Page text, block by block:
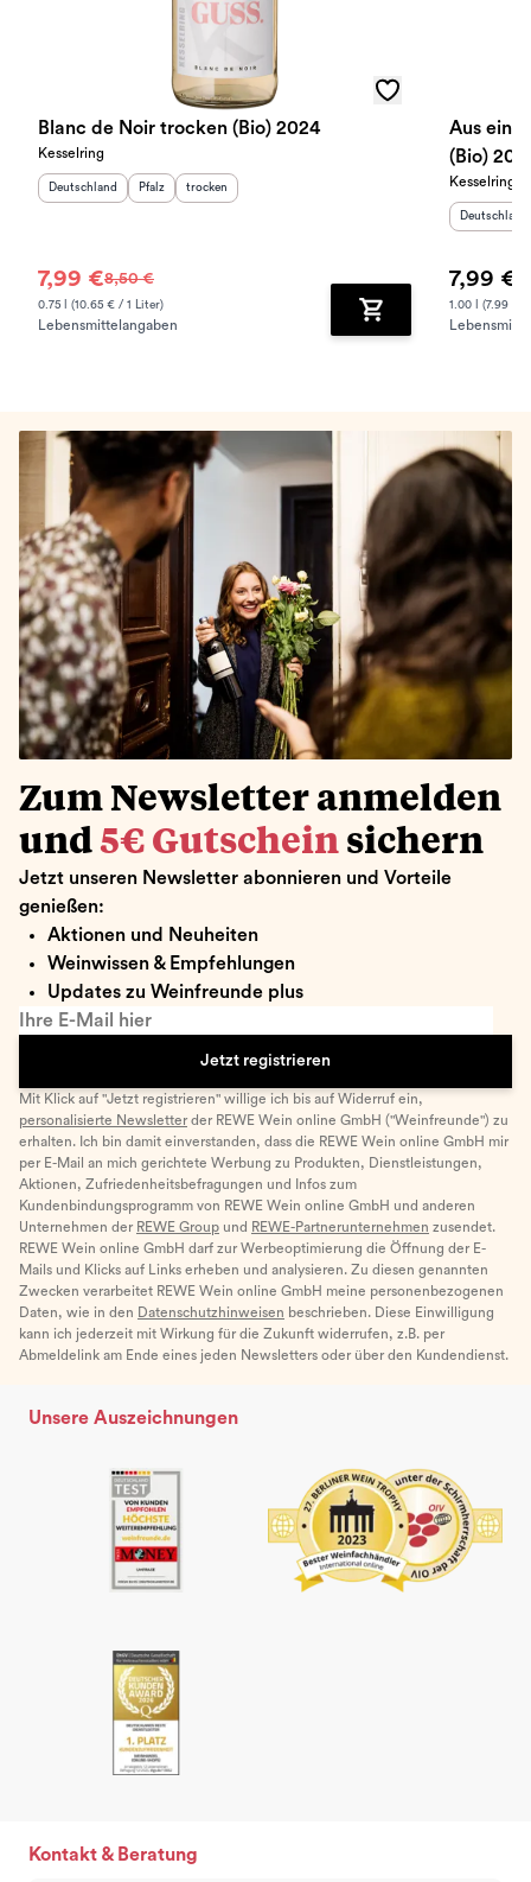
Blanc de Noir trocken (Bio) 2024
Kesselring
Herkunftsland
Deutschland Herkunftsregion
Pfalz Geschmack
trocken
7,99 €8,50 €
0.75 l (10.65 € / 1 Liter)
Lebensmittelangaben Zum Warenkorb
Aus
(Bio)
Kesselring
Deutschland
7,99 €
1.00 l (7.99 € /
Zum Newsletter anmelden
und 5€ Gutschein sichern
Jetzt unseren Newsletter abonnieren und Vorteile
genießen:
Aktionen und Neuheiten
Weinwissen & Empfehlungen
Updates zu Weinfreunde plus
Ihre E-Mail hier
Jetzt registrieren
Mit Klick auf "Jetzt registrieren" willige ich bis auf Widerruf ein,
personalisierte Newsletter der REWE Wein online GmbH ("Weinfreunde") zu
erhalten. Ich bin damit einverstanden, dass die REWE Wein online GmbH mir
per E-Mail an mich gerichtete Werbung zu Produkten, Dienstleistungen,
Aktionen, Zufriedenheitsbefragungen und Infos zum
Kundenbindungsprogramm von REWE Wein online GmbH und anderen
Unternehmen der REWE Group und REWE-Partnerunternehmen zusendet.
REWE Wein online GmbH darf zur Werbeoptimierung die Öffnung der E-
Mails und Klicks auf Links erheben und analysieren. Zu diesen genannten
Zwecken verarbeitet REWE Wein online GmbH meine personenbezogenen
Daten, wie in den Datenschutzhinweisen beschrieben. Diese Einwilligung
kann ich jederzeit mit Wirkung für die Zukunft widerrufen, z.B. per
Abmeldelink am Ende eines jeden Newsletters oder über den Kundendienst.
Unsere Auszeichnungen
Kontakt & Beratung